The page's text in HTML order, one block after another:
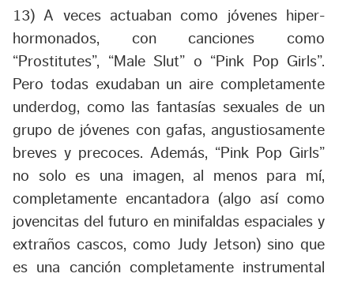
13) A veces actuaban como jóvenes hiper-
hormonados, con canciones como
“Prostitutes”, “Male Slut” o “Pink Pop Girls”.
Pero todas exudaban un aire completamente
underdog, como las fantasías sexuales de un
grupo de jóvenes con gafas, angustiosamente
breves y precoces. Además, “Pink Pop Girls”
no solo es una imagen, al menos para mí,
completamente encantadora (algo así como
jovencitas del futuro en minifaldas espaciales y
extraños cascos, como Judy Jetson) sino que
es una canción completamente instrumental